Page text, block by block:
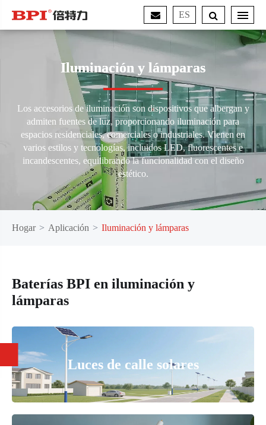
ES
Iluminación y lámparas
Los accesorios de iluminación son dispositivos que albergan y
admiten fuentes de luz, proporcionando iluminación para
espacios residenciales, comerciales o industriales. Vienen en
varios estilos y tecnologías, incluidos LED, fluorescentes e
incandescentes, equilibrando la funcionalidad con el diseño
estético.
Hogar Aplicación Iluminación y lámparas
Baterías BPI en iluminación y
lámparas
Luces de calle solares